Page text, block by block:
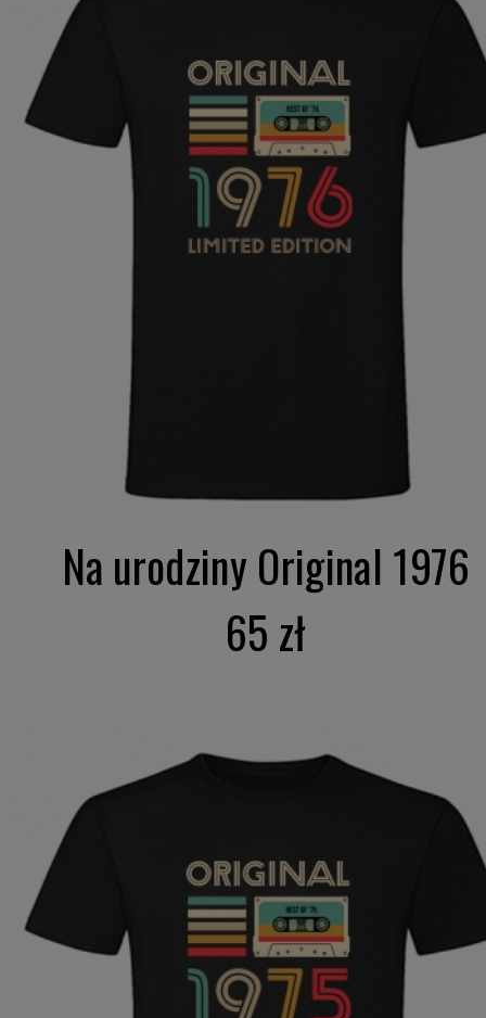
Na urodziny Original 1976
65 zł